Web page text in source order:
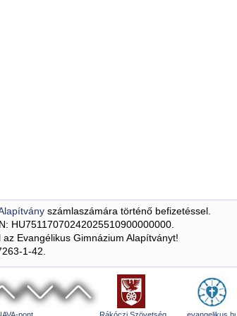
számlaszámára történő befizetéssel.
HU75117070242025510900000000.
Evangélikus Gimnázium Alapítványt!
1-42.